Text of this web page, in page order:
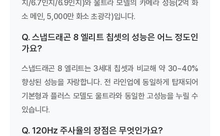
치/6.7인치/6.9인치)와 울트라 모델의 카메라 성능(2억 화
소 메인, 5,000만 화소 초광각)입니다.
Q. 스냅드래곤 8 엘리트 칩셋의 성능은 어느 정도인
가요?
스냅드래곤 8 엘리트는 3세대 칩셋과 비교해 약 30~40%
향상된 성능을 자랑합니다. 전 라인업에 동일하게 탑재되어
기본형과 플러스 모델도 울트라와 동일한 고성능을 누릴 수
있습니다.
Q. 120Hz 주사율의 장점은 무엇인가요?